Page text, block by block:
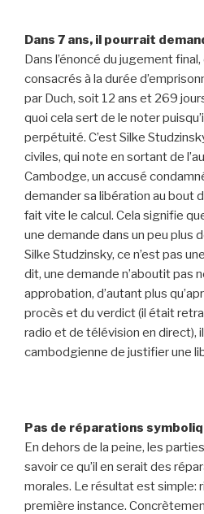
Dans 7 ans, il pourrait
Dans l’énoncé du jugement
consacrés à la durée
par Duch, soit 12 ans et 269
quoi cela sert de le noter
perpétuité. C’est Silke
civiles, qui note en sortant de
Cambodge, un accusé
demander sa libération au bout
fait vite le calcul. Cela signifie
une demande dans un peu plus
Silke Studzinsky, ce n’est pas
dit, une demande n’aboutit pas
approbation, d’autant plus
procès et du verdict (il était
radio et de télévision en direct),
cambodgienne de justifier une
Pas de réparations
En dehors de la peine, les
savoir ce qu’il en serait des
morales. Le résultat est simple:
première instance.